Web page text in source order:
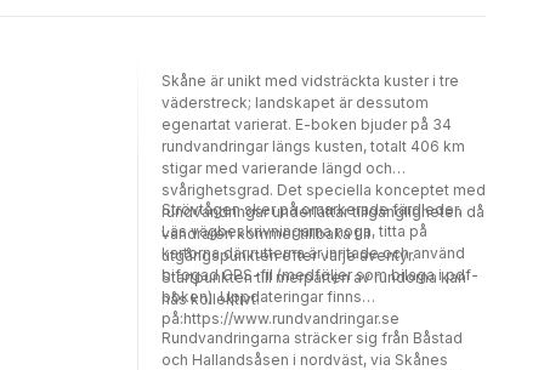
nås kollektivt. Strövtågen sker på
där rutterna är inritade och använd gärna
bifogad GPS-fil (medföljer som bilaga i pdf-
boken). Uppdateringar finns på:
https://www.rundvandringar.se
Skåne är unikt med vidsträckta kuster i tre
väderstreck; landskapet är dessutom
egenartat varierat. E-boken bjuder på 34
rundvandringar längs kusten, totalt 406 km
stigar med varierande längd och
svårighetsgrad. Det speciella konceptet med
rundvandringar underlättar tillgängligheten då
vandraren kommer tillbaka till
utgångspunkten efter varje äventyr.
Startpunkten till merparten av rundorna kan
nås kollektivt.
Strövtågen sker på omarkerade färdleder.
Läs vägbeskrivningarna noga, titta på
kartorna där rutterna är inritade och använd
bifogad GPS-fil (medföljer som bilaga i pdf-
boken). Uppdateringar finns
på:https://www.rundvandringar.se
Rundvandringarna sträcker sig från Båstad
och Hallandsåsen i nordväst, via Skånes